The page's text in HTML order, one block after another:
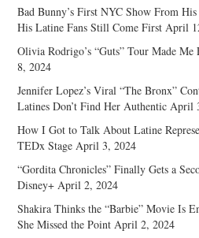
Bad Bunny’s First NYC Show From
His Latine Fans Still Come First April
Olivia Rodrigo’s “Guts” Tour Made
8, 2024
Jennifer Lopez’s Viral “The Bronx”
Latines Don’t Find Her Authentic April
How I Got to Talk About Latine
TEDx Stage April 3, 2024
“Gordita Chronicles” Finally Gets a
Disney+ April 2, 2024
Shakira Thinks the “Barbie” Movie Is
She Missed the Point April 2, 2024